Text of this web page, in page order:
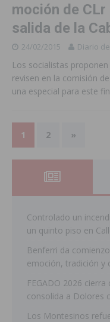
moción de
salida de la
24/02/2015 Diario
Los socialistas
revisen en la comisión
una especial para este fin
1 2 »
Controlado un
un quinto piso en
Benferri da
emoción, tradición y
FEGADO 2026
consolida a Dolores
Los Montesinos